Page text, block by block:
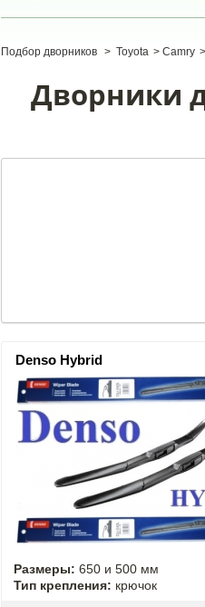
Подбор дворников > Toyota > Camry >
Дворники
Denso Hybrid
Размеры: 650 и 500 мм
Тип крепления: крючок